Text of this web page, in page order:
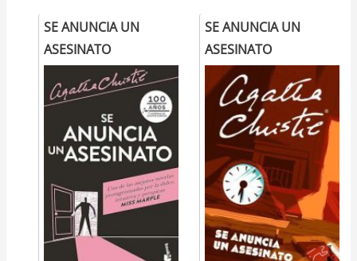
SE ANUNCIA UN
ASESINATO
SE ANUNCIA UN
ASESINATO